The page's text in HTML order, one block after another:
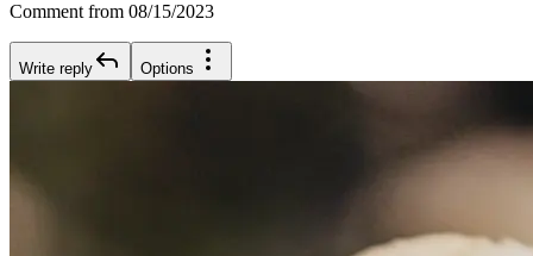
Comment from 08/15/2023
Write reply Options